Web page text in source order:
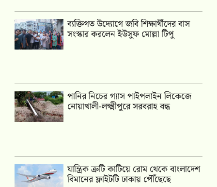
ব্যক্তিগত উদ্যোগে জবি শিক্ষার্থীদের বাস
সংস্কার করলেন ইউসুফ মোল্লা টিপু
পানির নিচের গ্যাস পাইপলাইন লিকেজে
নোয়াখালী-লক্ষ্মীপুরে সরবরাহ বন্ধ
যান্ত্রিক ত্রুটি কাটিয়ে রোম থেকে বাংলাদেশ
বিমানের ফ্লাইটটি ঢাকায় পৌঁছেছে